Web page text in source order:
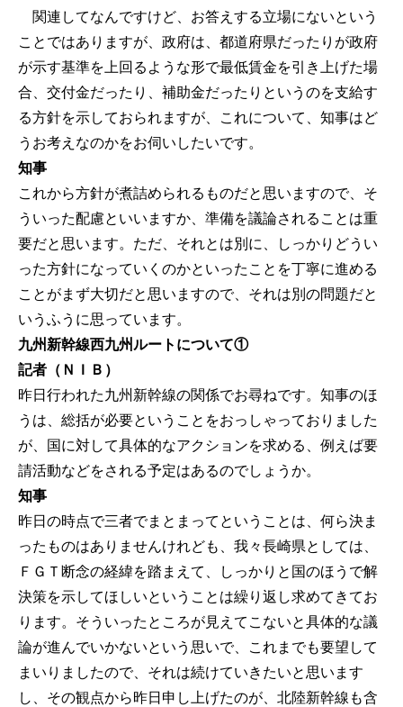
関連してなんですけど、お答えする立場にないという
ことではありますが、政府は、都道府県だったりが政府
が示す基準を上回るような形で最低賃金を引き上げた場
合、交付金だったり、補助金だったりというのを支給す
る方針を示しておられますが、これについて、知事はど
うお考えなのかをお伺いしたいです。
知事
これから方針が煮詰められるものだと思いますので、そ
ういった配慮といいますか、準備を議論されることは重
要だと思います。ただ、それとは別に、しっかりどうい
った方針になっていくのかといったことを丁寧に進める
ことがまず大切だと思いますので、それは別の問題だと
いうふうに思っています。
九州新幹線西九州ルートについて①
記者（ＮＩＢ）
昨日行われた九州新幹線の関係でお尋ねです。知事のほ
うは、総括が必要ということをおっしゃっておりました
が、国に対して具体的なアクションを求める、例えば要
請活動などをされる予定はあるのでしょうか。
知事
昨日の時点で三者でまとまってということは、何ら決ま
ったものはありませんけれども、我々長崎県としては、
ＦＧＴ断念の経緯を踏まえて、しっかりと国のほうで解
決策を示してほしいということは繰り返し求めてきてお
ります。そういったところが見えてこないと具体的な議
論が進んでいかないという思いで、これまでも要望して
まいりましたので、それは続けていきたいと思います
し、その観点から昨日申し上げたのが、北陸新幹線も含